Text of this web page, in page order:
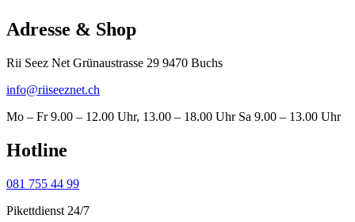
Adresse & Shop
Rii Seez Net Grünaustrasse 29 9470 Buchs
info@riiseeznet.ch
Mo – Fr 9.00 – 12.00 Uhr, 13.00 – 18.00 Uhr Sa 9.00 – 13.00 Uhr
Hotline
081 755 44 99
Pikettdienst 24/7